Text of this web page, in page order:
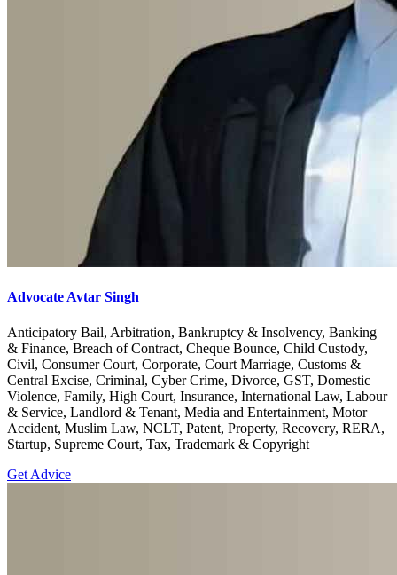
Advocate Avtar Singh
Anticipatory Bail, Arbitration, Bankruptcy & Insolvency, Banking
& Finance, Breach of Contract, Cheque Bounce, Child Custody,
Civil, Consumer Court, Corporate, Court Marriage, Customs &
Central Excise, Criminal, Cyber Crime, Divorce, GST, Domestic
Violence, Family, High Court, Insurance, International Law, Labour
& Service, Landlord & Tenant, Media and Entertainment, Motor
Accident, Muslim Law, NCLT, Patent, Property, Recovery, RERA,
Startup, Supreme Court, Tax, Trademark & Copyright
Get Advice